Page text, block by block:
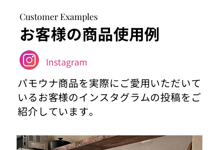
Customer Examples
お客様の商品使用例
Instagram
パモウナ商品を実際にご愛用いただいて
いるお客様のインスタグラムの投稿をご
紹介しています。